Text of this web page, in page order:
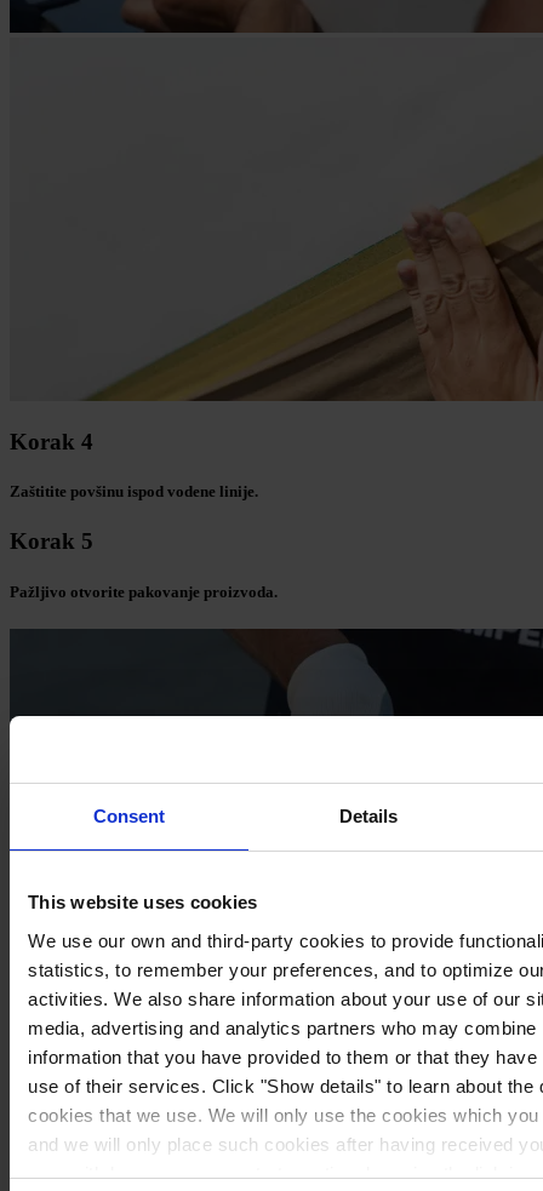
Consent Details
This website uses cookies
We use our own and third-party cookies to provide
statistics, to remember your preferences, and to optimize
activities. We also share information about your use of our
media, advertising and analytics partners who may combine
information that you have provided to them or that they
use of their services. Click "Show details" to learn about the
cookies that we use. We will only use the cookies which
and we will only place such cookies after having received
may withdraw your consent at any time by using the link in
Korak 4
Zaštitite povšinu ispod vodene linije.
Korak 5
Pažljivo otvorite pakovanje proizvoda.